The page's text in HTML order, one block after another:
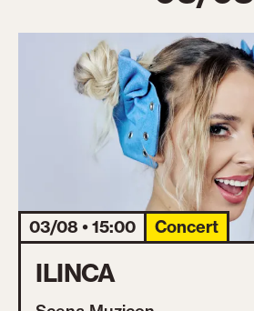
03/08 • 15:00 Concert
ILINCA